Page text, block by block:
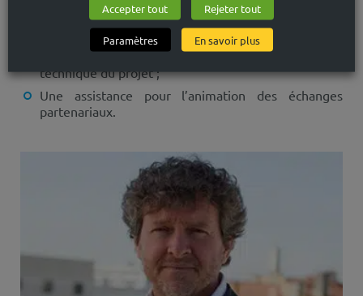
Un appui stratégique et opérationnel en continu de
la Direction de l’Emploi, de l’Insertion et de
l’Attractivité Territoriale en charge de l’animation
technique du projet ;
Une assistance pour l’animation des échanges
partenariaux.
Accepter tout Rejeter tout
Paramètres En savoir plus